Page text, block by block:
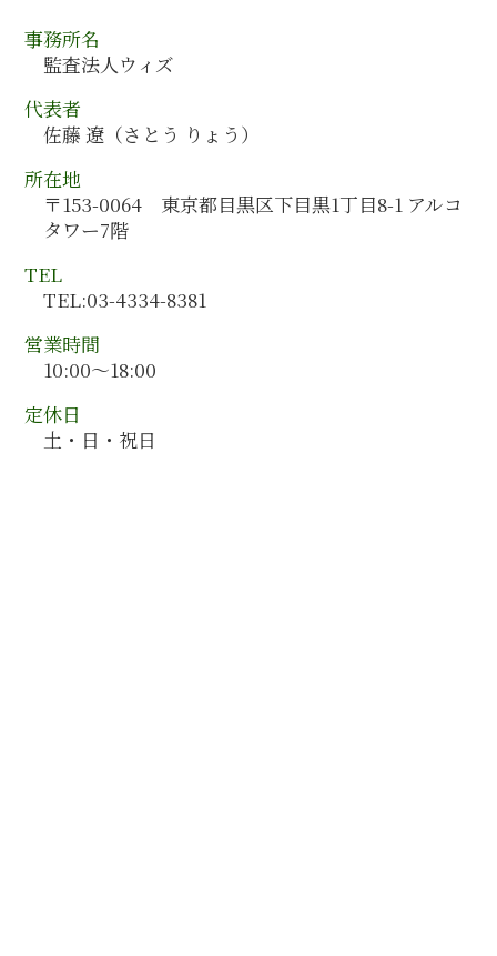
会計監査人 任期
会計監査 チェックリスト
会計監査人 選任
会計監査 人数
人事制度構築 方法
人材育成 マネジメント
人材育成 目標
人事制度構築 コンサル
組織再編 スケジュール
税務会計 ポイント
管理会計 手法
千葉県 会計コンサルティング
埼玉県 会計監査
佐賀県 会計監査
全国対応 会計コンサルティング
鳥取県 会計監査
茨城県 会計コンサルティング
山梨県 会計監査
香川県 会計監査
石川県 会計コンサルティング
事務所名
監査法人ウィズ
代表者
佐藤 遼（さとう りょう）
所在地
〒153-0064 東京都目黒区下目黒1丁目8-1 アルコ
タワー7階
TEL
TEL:03-4334-8381
営業時間
10:00～18:00
定休日
土・日・祝日